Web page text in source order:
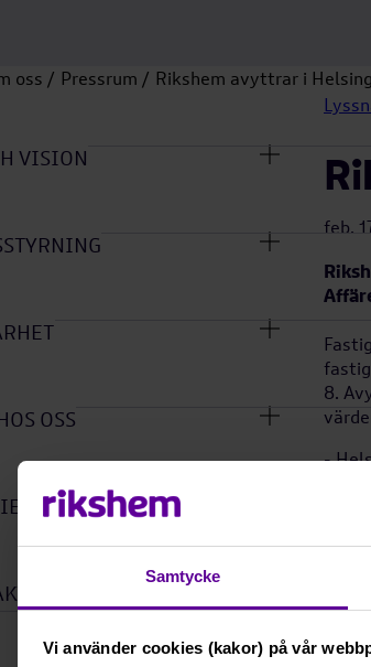
Samtycke
Vi använder cookies (kakor) på vår
oss Pressrum
Rikshem avyttrar i
feb.
8.
-
mer
VISION
OSS
INFORMATION